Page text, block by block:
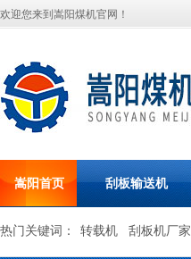
欢迎您来到嵩阳煤机官网！
嵩阳首页 刮板输送机
热门关键词： 转载机 刮板机厂家